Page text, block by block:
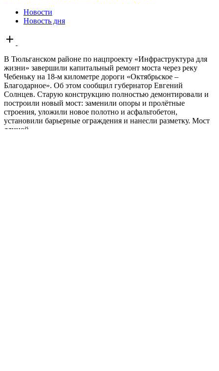
Новости
Новость дня
Open
post
В Тюльганском районе по нацпроекту «Инфраструктура для
жизни» завершили капитальный ремонт моста через реку
Чебеньку на 18-м километре дороги «Октябрьское –
Благодарное». Об этом сообщил губернатор Евгений
Солнцев. Старую конструкцию полностью демонтировали и
построили новый мост: заменили опоры и пролётные
строения, уложили новое полотно и асфальтобетон,
установили барьерные ограждения и нанесли разметку. Мост
длиной...